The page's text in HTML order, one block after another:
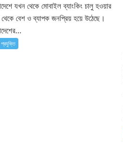
যখন থেকে মোবাইল ব্যাংকিং চালু হওয়ার
বেশ ও ব্যাপক জনপ্রিয় হয়ে উঠেছে।